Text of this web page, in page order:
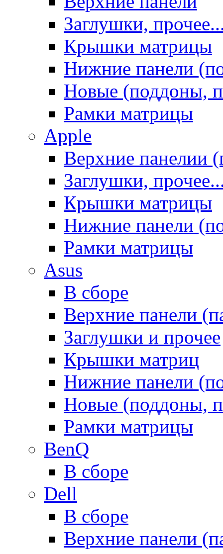
Заглушки,
Крышки матрицы
Нижние панели
Новые (поддоны,
Рамки матрицы
Apple
Верхние панелии
Заглушки,
Крышки матрицы
Нижние панели
Рамки матрицы
Asus
В сборе
Верхние панели
Заглушки и прочее
Крышки матриц
Нижние панели
Новые (поддоны,
Рамки матрицы
BenQ
В сборе
Dell
В сборе
Верхние панели